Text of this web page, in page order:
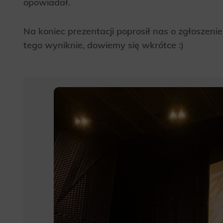
providing
Na koniec prezentacji poprosił nas o
tego wyniknie, dowiemy się wkrótce :)